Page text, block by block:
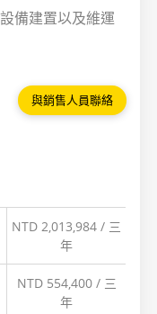
備建置以及維運
與銷售人員聯絡
NTD 2,013,984 / 三
年
NTD 554,400 / 三
年